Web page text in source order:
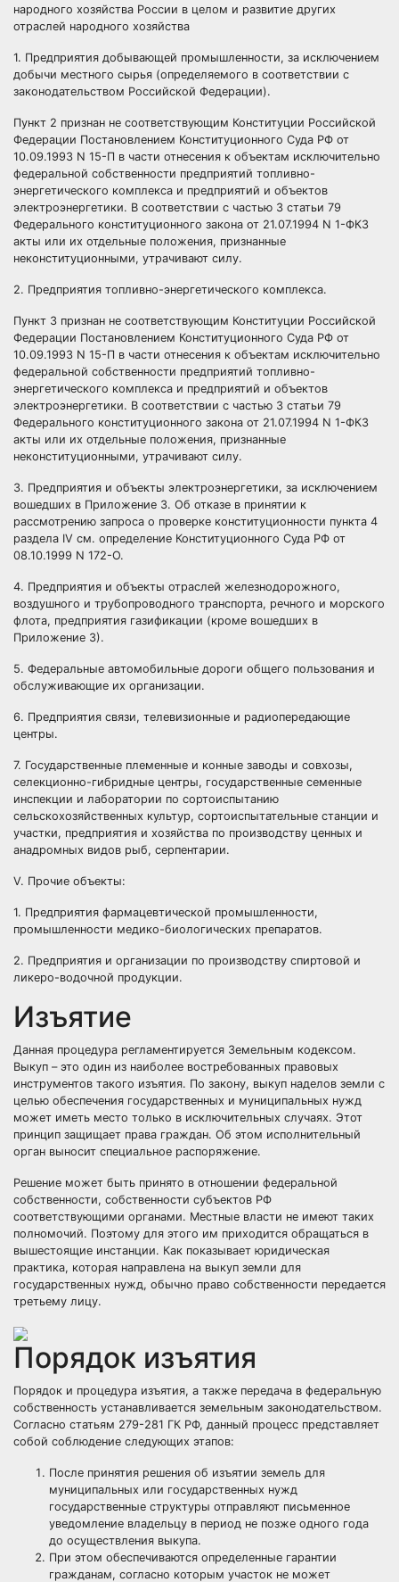
народного хозяйства России в целом и развитие других
отраслей народного хозяйства
1. Предприятия добывающей промышленности, за исключением
добычи местного сырья (определяемого в соответствии с
законодательством Российской Федерации).
Пункт 2 признан не соответствующим Конституции Российской
Федерации Постановлением Конституционного Суда РФ от
10.09.1993 N 15-П в части отнесения к объектам исключительно
федеральной собственности предприятий топливно-
энергетического комплекса и предприятий и объектов
электроэнергетики. В соответствии с частью 3 статьи 79
Федерального конституционного закона от 21.07.1994 N 1-ФКЗ
акты или их отдельные положения, признанные
неконституционными, утрачивают силу.
2. Предприятия топливно-энергетического комплекса.
Пункт 3 признан не соответствующим Конституции Российской
Федерации Постановлением Конституционного Суда РФ от
10.09.1993 N 15-П в части отнесения к объектам исключительно
федеральной собственности предприятий топливно-
энергетического комплекса и предприятий и объектов
электроэнергетики. В соответствии с частью 3 статьи 79
Федерального конституционного закона от 21.07.1994 N 1-ФКЗ
акты или их отдельные положения, признанные
неконституционными, утрачивают силу.
3. Предприятия и объекты электроэнергетики, за исключением
вошедших в Приложение 3. Об отказе в принятии к
рассмотрению запроса о проверке конституционности пункта 4
раздела IV см. определение Конституционного Суда РФ от
08.10.1999 N 172-О.
4. Предприятия и объекты отраслей железнодорожного,
воздушного и трубопроводного транспорта, речного и морского
флота, предприятия газификации (кроме вошедших в
Приложение 3).
5. Федеральные автомобильные дороги общего пользования и
обслуживающие их организации.
6. Предприятия связи, телевизионные и радиопередающие
центры.
7. Государственные племенные и конные заводы и совхозы,
селекционно-гибридные центры, государственные семенные
инспекции и лаборатории по сортоиспытанию
сельскохозяйственных культур, сортоиспытательные станции и
участки, предприятия и хозяйства по производству ценных и
анадромных видов рыб, серпентарии.
V. Прочие объекты:
1. Предприятия фармацевтической промышленности,
промышленности медико-биологических препаратов.
2. Предприятия и организации по производству спиртовой и
ликеро-водочной продукции.
Изъятие
Данная процедура регламентируется Земельным кодексом.
Выкуп – это один из наиболее востребованных правовых
инструментов такого изъятия. По закону, выкуп наделов земли с
целью обеспечения государственных и муниципальных нужд
может иметь место только в исключительных случаях. Этот
принцип защищает права граждан. Об этом исполнительный
орган выносит специальное распоряжение.
Решение может быть принято в отношении федеральной
собственности, собственности субъектов РФ
соответствующими органами. Местные власти не имеют таких
полномочий. Поэтому для этого им приходится обращаться в
вышестоящие инстанции. Как показывает юридическая
практика, которая направлена на выкуп земли для
государственных нужд, обычно право собственности передается
третьему лицу.
Порядок изъятия
Порядок и процедура изъятия, а также передача в федеральную
собственность устанавливается земельным законодательством.
Согласно статьям 279-281 ГК РФ, данный процесс представляет
собой соблюдение следующих этапов:
После принятия решения об изъятии земель для
муниципальных или государственных нужд
государственные структуры отправляют письменное
уведомление владельцу в период не позже одного года
до осуществления выкупа.
При этом обеспечиваются определенные гарантии
гражданам, согласно которым участок не может